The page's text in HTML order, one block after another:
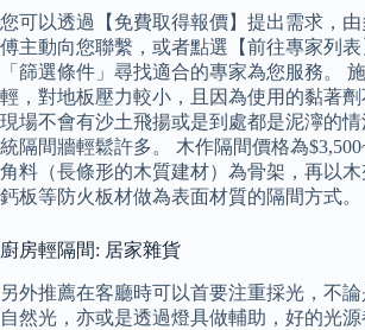
您可以透過【免費取得報價】提出需求，
傅主動向您聯繫，或者點選【前往專家列
「篩選條件」尋找適合的專家為您服務。
輕，對地板壓力較小，且因為使用的黏著
現場不會有沙土飛揚或是到處都是泥濘的
統隔間牆輕鬆許多。 木作隔間價格為
角料（長條形的木質建材）為骨架，再以
鈣板等防火板材做為表面材質的隔間方式。
廚房輕隔間: 居家雜貨
另外推薦在客廳時可以首要注重採光，不
自然光，亦或是透過燈具做輔助，好的光